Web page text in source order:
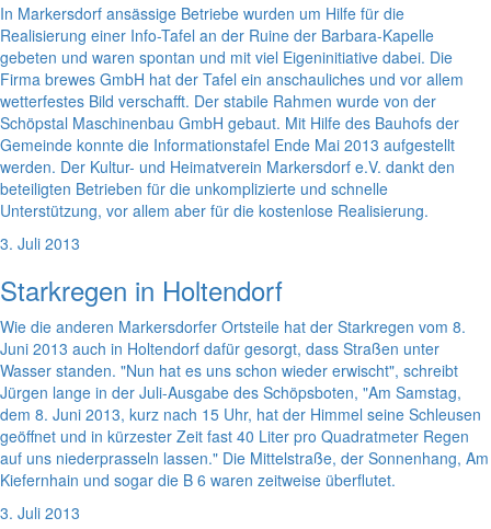
In Markersdorf ansässige Betriebe wurden um Hilfe für die
Realisierung einer Info-Tafel an der Ruine der Barbara-Kapelle
gebeten und waren spontan und mit viel Eigeninitiative dabei. Die
Firma brewes GmbH hat der Tafel ein anschauliches und vor allem
wetterfestes Bild verschafft. Der stabile Rahmen wurde von der
Schöpstal Maschinenbau GmbH gebaut. Mit Hilfe des Bauhofs der
Gemeinde konnte die Informationstafel Ende Mai 2013 aufgestellt
werden. Der Kultur- und Heimatverein Markersdorf e.V. dankt den
beteiligten Betrieben für die unkomplizierte und schnelle
Unterstützung, vor allem aber für die kostenlose Realisierung.
3. Juli 2013
Starkregen in Holtendorf
Wie die anderen Markersdorfer Ortsteile hat der Starkregen vom 8.
Juni 2013 auch in Holtendorf dafür gesorgt, dass Straßen unter
Wasser standen. "Nun hat es uns schon wieder erwischt", schreibt
Jürgen lange in der Juli-Ausgabe des Schöpsboten, "Am Samstag,
dem 8. Juni 2013, kurz nach 15 Uhr, hat der Himmel seine Schleusen
geöffnet und in kürzester Zeit fast 40 Liter pro Quadratmeter Regen
auf uns niederprasseln lassen." Die Mittelstraße, der Sonnenhang, Am
Kiefernhain und sogar die B 6 waren zeitweise überflutet.
3. Juli 2013